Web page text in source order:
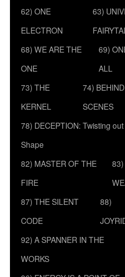
62) ONE
ELECTRON
63)
68) WE ARE THE
ONE
69)
ALL
73) THE
KERNEL
74)
SCENES
78) DECEPTION: Twisting
Shape
82) MASTER OF THE
FIRE
87) THE SILENT
CODE
88)
92) A SPANNER IN THE
WORKS